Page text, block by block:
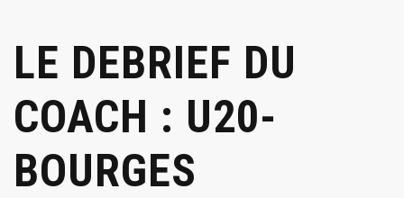
LE DEBRIEF DU
COACH : U20-
BOURGES